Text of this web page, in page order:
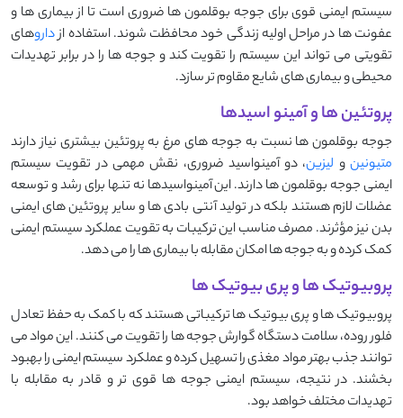
سیستم ایمنی قوی برای جوجه بوقلمون‌ ها ضروری است تا از بیماری ‌ها و
عفونت‌ ها در مراحل اولیه زندگی خود محافظت شوند. استفاده ازداروهای
تقویتی می ‌تواند این سیستم را تقویت کند و جوجه ‌ها را در برابر تهدیدات
محیطی و بیماری ‌های شایع مقاوم ‌تر سازد.
پروتئین ها و آمینو اسیدها
جوجه بوقلمون ها نسبت به جوجه های مرغ به پروتئین بیشتری نیاز دارند
متیونینو لیزین، دو آمینواسید ضروری، نقش مهمی در تقویت سیستم
ایمنی جوجه بوقلمون ها دارند. این آمینواسیدها نه تنها برای رشد و توسعه
عضلات لازم هستند بلکه در تولید آنتی ‌بادی ‌ها و سایر پروتئین ‌های ایمنی
بدن نیز مؤثرند. مصرف مناسب این ترکیبات به تقویت عملکرد سیستم ایمنی
کمک کرده و به جوجه ‌ها امکان مقابله با بیماری ‌ها را می ‌دهد.
پروبیوتیک ‌ها و پری ‌بیوتیک‌ ها
پروبیوتیک ‌ها و پری ‌بیوتیک ‌ها ترکیباتی هستند که با کمک به حفظ تعادل
فلور روده، سلامت دستگاه گوارش جوجه ‌ها را تقویت می ‌کنند. این مواد می
‌توانند جذب بهتر مواد مغذی را تسهیل کرده و عملکرد سیستم ایمنی را بهبود
بخشند. در نتیجه، سیستم ایمنی جوجه ‌ها قوی ‌تر و قادر به مقابله با
تهدیدات مختلف خواهد بود.